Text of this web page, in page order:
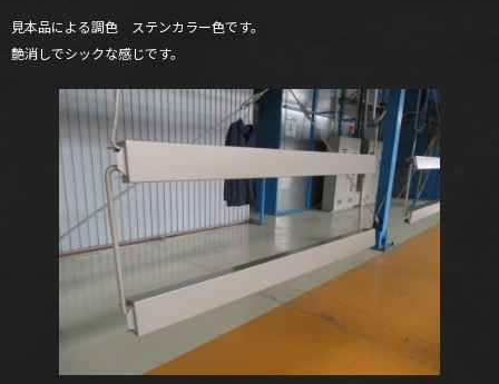
見本品による調色 ステンカラー色です。
艶消しでシックな感じです。